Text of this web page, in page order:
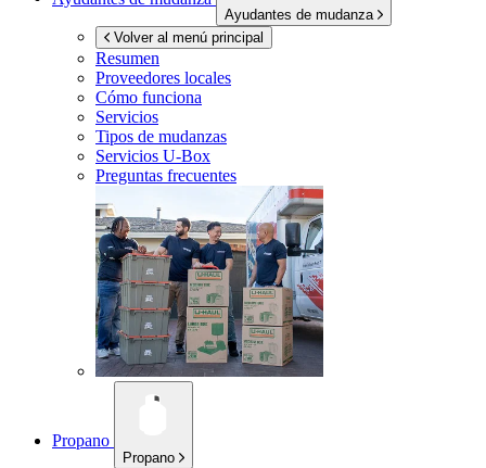
Ayudantes de mudanza
Volver al menú principal
Resumen
Proveedores locales
Cómo funciona
Servicios
Tipos de mudanzas
Servicios U-Box
Preguntas frecuentes
Propano
Propano